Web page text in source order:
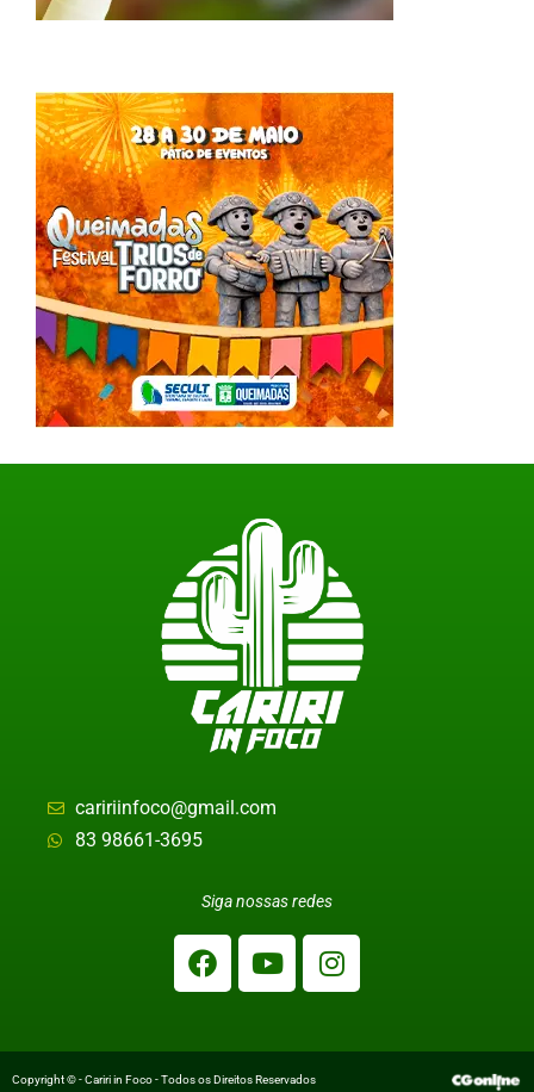
caririinfoco@gmail.com
83 98661-3695
Siga nossas redes
Copyright © - Cariri in Foco - Todos os Direitos Reservados